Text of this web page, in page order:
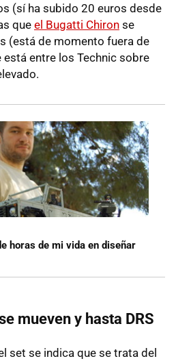
(sí ha subido 20 euros desde
queel Bugatti Chiron se
(está de momento fuera de
entre los Technic sobre
horas de mi vida en diseñar
mueven y hasta DRS
set se indica que se trata del